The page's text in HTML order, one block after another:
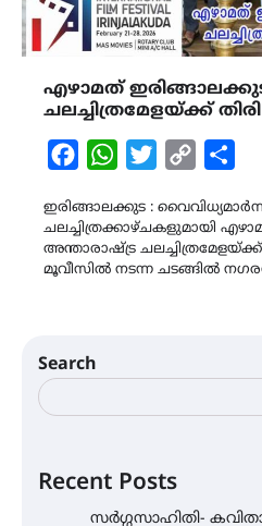
എഴാമത്
ചലച്ചിത്രമേളയ്ക്ക്
FacebookWhatsAppTwitterCopy
ഇരിങ്ങാലക്കുട :
ചലച്ചിത്രക്കാഴ്ചകളുമായി
അന്താരാഷ്ട്ര
മൂവീസിൽ നടന്ന ചടങ്ങിൽ
Search
Recent Posts
സർഗ്ഗസാഹിതി-